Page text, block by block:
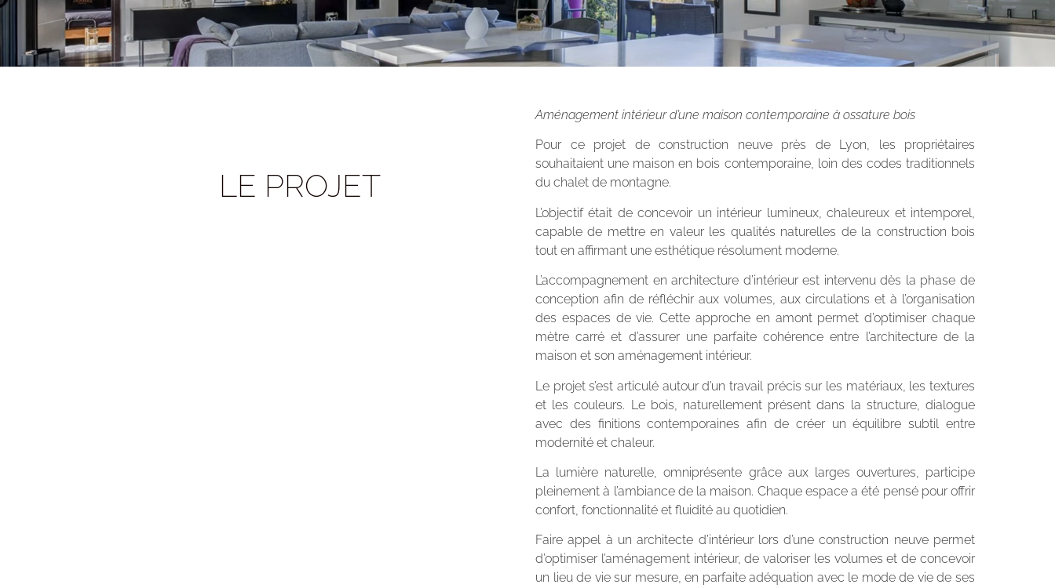
LE PROJET
Aménagement intérieur d’une maison contemporaine à ossature bois
Pour ce projet de construction neuve près de Lyon, les propriétaires
souhaitaient une maison en bois contemporaine, loin des codes traditionnels
du chalet de montagne.
L’objectif était de concevoir un intérieur lumineux, chaleureux et intemporel,
capable de mettre en valeur les qualités naturelles de la construction bois
tout en affirmant une esthétique résolument moderne.
L’accompagnement en architecture d’intérieur est intervenu dès la phase de
conception afin de réfléchir aux volumes, aux circulations et à l’organisation
des espaces de vie. Cette approche en amont permet d’optimiser chaque
mètre carré et d’assurer une parfaite cohérence entre l’architecture de la
maison et son aménagement intérieur.
Le projet s’est articulé autour d’un travail précis sur les matériaux, les textures
et les couleurs. Le bois, naturellement présent dans la structure, dialogue
avec des finitions contemporaines afin de créer un équilibre subtil entre
modernité et chaleur.
La lumière naturelle, omniprésente grâce aux larges ouvertures, participe
pleinement à l’ambiance de la maison. Chaque espace a été pensé pour offrir
confort, fonctionnalité et fluidité au quotidien.
Faire appel à un architecte d’intérieur lors d’une construction neuve permet
d’optimiser l’aménagement intérieur, de valoriser les volumes et de concevoir
un lieu de vie sur mesure, en parfaite adéquation avec le mode de vie de ses